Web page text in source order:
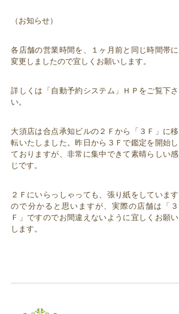
（お知らせ）
各店舗の営業時間を、１ヶ月前と同じ時間帯に
変更しましたので宜しくお願いします。
詳しくは「自動予約システム」ＨＰをご覧下さ
い。
大須店は合点承知ビルの２Ｆから「３Ｆ」に移
転いたしました。昨日から３Ｆで鑑定を開始し
ておりますが、非常に集中できて素晴らしい感
じです。
２Ｆにいらっしゃっても、張り紙をしています
ので分かると思いますが、実際の店舗は「３
Ｆ」ですのでお間違えないように宜しくお願い
します。